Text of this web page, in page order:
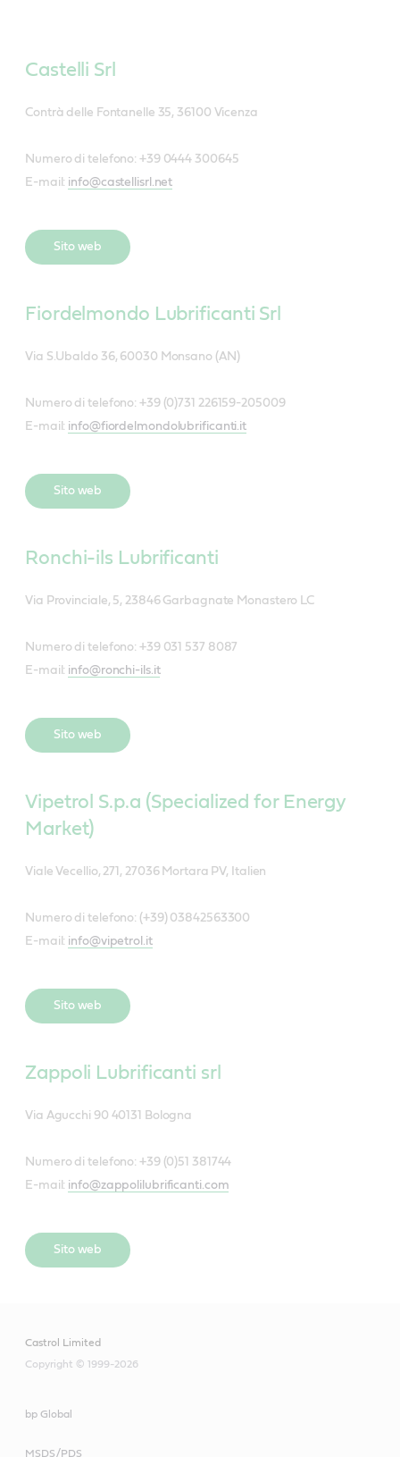
Castelli Srl
Contrà delle Fontanelle 35, 36100 Vicenza
Numero di telefono: +39 0444 300645
E-mail: info@castellisrl.net
Sito web
Fiordelmondo Lubrificanti Srl
Via S.Ubaldo 36, 60030 Monsano (AN)
Numero di telefono: +39 (0)731 226159-205009
E-mail: info@fiordelmondolubrificanti.it
Sito web
Ronchi-ils Lubrificanti
Via Provinciale, 5, 23846 Garbagnate Monastero LC
Numero di telefono: +39 031 537 8087
E-mail: info@ronchi-ils.it
Sito web
Vipetrol S.p.a (Specialized for Energy
Market)
Viale Vecellio, 271, 27036 Mortara PV, Italien
Numero di telefono: (+39) 03842563300
E-mail: info@vipetrol.it
Sito web
Zappoli Lubrificanti srl
Via Agucchi 90 40131 Bologna
Numero di telefono: +39 (0)51 381744
E-mail: info@zappolilubrificanti.com
Sito web
Castrol Limited
Copyright © 1999-2026
bp Global
MSDS/PDS